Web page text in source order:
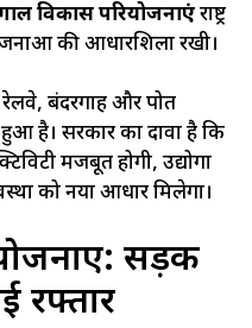
विकास परियोजनाएंराष्ट्र
की आधारशिला रखी।
बंदरगाह और पोत
है। सरकार का दावा है कि
मजबूत होगी, उद्योगों
को नया आधार मिलेगा।
सड़क
रफ्तार